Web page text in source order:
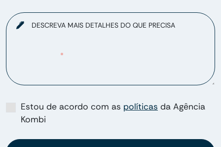
DESCREVA MAIS DETALHES DO QUE PRECISA
Estou de acordo com as políticas da Agência
Kombi